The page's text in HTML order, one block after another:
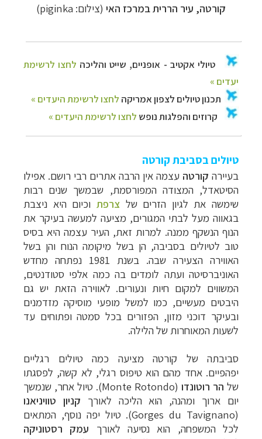
קורטה, עיר הררית במרכז האי (צילום: piginka )
טיולים בסביבת קורטה
בעיירה קורטה עצמה אין הרבה אתרים רבי רושם. אפילו
הסיטאדל, המצודה המפורסמת, שבמשך שנים רבות
שימשה את לגיון הזרים שלצרפת וכיום היא ניצבת
בגאווה מעל לבתי המגורים, מציעה למעשה בעיקר את
הנוף הנשקף ממנה. למרות זאת, העיר עצמה היא בסיס
טוב לטיולים בסביבה, הן בשל מיקומה הנוח והן בשל
האווירה הצעירה שבה. בשנת 1981 נפתחה מחדש
האוניברסיטה ועתה לומדים בה כמה אלפי סטודנטים,
המשווים למקום חיות ונעורים. לאווירה הזאת יש גם
היבטים מעשיים, כמו למשל מופעי מוסיקה מזדמנים
ובעיקר דוכני מזון, הפזורים בכל סמטה ופתוחים עד
לשעות המאוחרות של הלילה.
סביבתה של קורטה מציעה כמה טיולים רגליים
יפהפיים. אחד מהם הוא טיפוס רגלי, לא קשה, לפסגתו
של הר רוטונדו (
Monte Rotondo). טיול אחר, שנמשך
יום ארוך ומהנה, הוא הליכה לאורך קניון טוויניאנו
(
Gorges du Tavignano). טיול יפה נוסף, המתאים
לכל המשפחה, הוא נסיעה לאורך עמק רסטוניקה